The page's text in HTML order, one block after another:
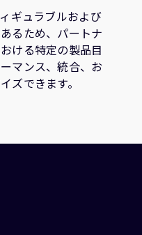
ギュラブルおよび
るため、パートナ
ける特定の製品目
マンス、統合、お
ズできます。